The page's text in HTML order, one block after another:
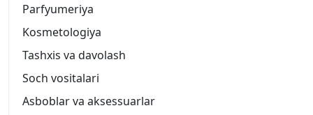
Parfyumeriya
Kosmetologiya
Tashxis va davolash
Soch vositalari
Asboblar va aksessuarlar